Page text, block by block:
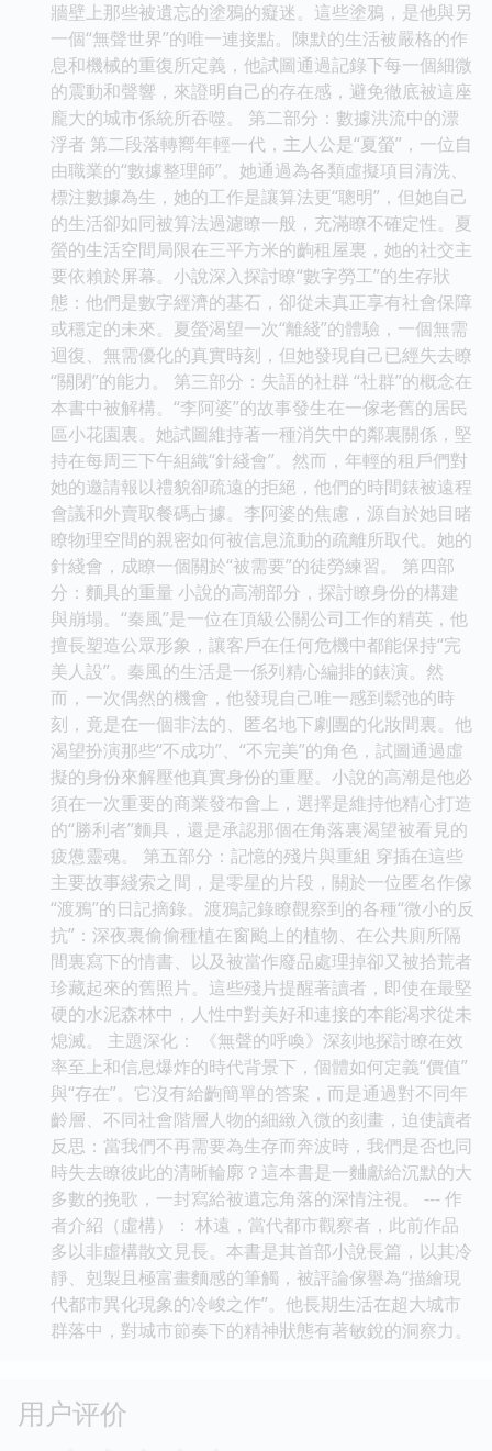
牆壁上那些被遺忘的塗鴉的癡迷。這些塗鴉，是他與另
一個“無聲世界”的唯一連接點。陳默的生活被嚴格的作
息和機械的重復所定義，他試圖通過記錄下每一個細微
的震動和聲響，來證明自己的存在感，避免徹底被這座
龐大的城市係統所吞噬。 第二部分：數據洪流中的漂
浮者 第二段落轉嚮年輕一代，主人公是“夏螢”，一位自
由職業的“數據整理師”。她通過為各類虛擬項目清洗、
標注數據為生，她的工作是讓算法更“聰明”，但她自己
的生活卻如同被算法過濾瞭一般，充滿瞭不確定性。夏
螢的生活空間局限在三平方米的齣租屋裏，她的社交主
要依賴於屏幕。小說深入探討瞭“數字勞工”的生存狀
態：他們是數字經濟的基石，卻從未真正享有社會保障
或穩定的未來。夏螢渴望一次“離綫”的體驗，一個無需
迴復、無需優化的真實時刻，但她發現自己已經失去瞭
“關閉”的能力。 第三部分：失語的社群 “社群”的概念在
本書中被解構。“李阿婆”的故事發生在一傢老舊的居民
區小花園裏。她試圖維持著一種消失中的鄰裏關係，堅
持在每周三下午組織“針綫會”。然而，年輕的租戶們對
她的邀請報以禮貌卻疏遠的拒絕，他們的時間錶被遠程
會議和外賣取餐碼占據。李阿婆的焦慮，源自於她目睹
瞭物理空間的親密如何被信息流動的疏離所取代。她的
針綫會，成瞭一個關於“被需要”的徒勞練習。 第四部
分：麵具的重量 小說的高潮部分，探討瞭身份的構建
與崩塌。“秦風”是一位在頂級公關公司工作的精英，他
擅長塑造公眾形象，讓客戶在任何危機中都能保持“完
美人設”。秦風的生活是一係列精心編排的錶演。然
而，一次偶然的機會，他發現自己唯一感到鬆弛的時
刻，竟是在一個非法的、匿名地下劇團的化妝間裏。他
渴望扮演那些“不成功”、“不完美”的角色，試圖通過虛
擬的身份來解壓他真實身份的重壓。小說的高潮是他必
須在一次重要的商業發布會上，選擇是維持他精心打造
的“勝利者”麵具，還是承認那個在角落裏渴望被看見的
疲憊靈魂。 第五部分：記憶的殘片與重組 穿插在這些
主要故事綫索之間，是零星的片段，關於一位匿名作傢
“渡鴉”的日記摘錄。渡鴉記錄瞭觀察到的各種“微小的反
抗”：深夜裏偷偷種植在窗颱上的植物、在公共廁所隔
間裏寫下的情書、以及被當作廢品處理掉卻又被拾荒者
珍藏起來的舊照片。這些殘片提醒著讀者，即使在最堅
硬的水泥森林中，人性中對美好和連接的本能渴求從未
熄滅。 主題深化： 《無聲的呼喚》深刻地探討瞭在效
率至上和信息爆炸的時代背景下，個體如何定義“價值”
與“存在”。它沒有給齣簡單的答案，而是通過對不同年
齡層、不同社會階層人物的細緻入微的刻畫，迫使讀者
反思：當我們不再需要為生存而奔波時，我們是否也同
時失去瞭彼此的清晰輪廓？這本書是一麯獻給沉默的大
多數的挽歌，一封寫給被遺忘角落的深情注視。 --- 作
者介紹（虛構）： 林遠，當代都市觀察者，此前作品
多以非虛構散文見長。本書是其首部小說長篇，以其冷
靜、剋製且極富畫麵感的筆觸，被評論傢譽為“描繪現
代都市異化現象的冷峻之作”。他長期生活在超大城市
群落中，對城市節奏下的精神狀態有著敏銳的洞察力。
用户评价